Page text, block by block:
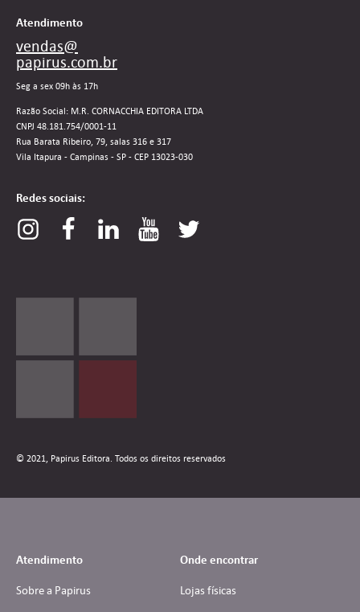
Atendimento
vendas@
papirus.com.br
Seg a sex 09h às 17h
Razão Social: M.R. CORNACCHIA EDITORA LTDA
CNPJ 48.181.754/0001-11
Rua Barata Ribeiro, 79, salas 316 e 317
Vila Itapura - Campinas - SP - CEP 13023-030
Redes sociais:
© 2021, Papirus Editora. Todos os direitos reservados
Atendimento
Sobre a Papirus
Onde encontrar
Lojas físicas